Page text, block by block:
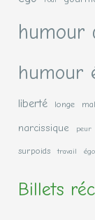
humour
humour
liberté longe
narcissique
peur
surpoids travail égo
Billets